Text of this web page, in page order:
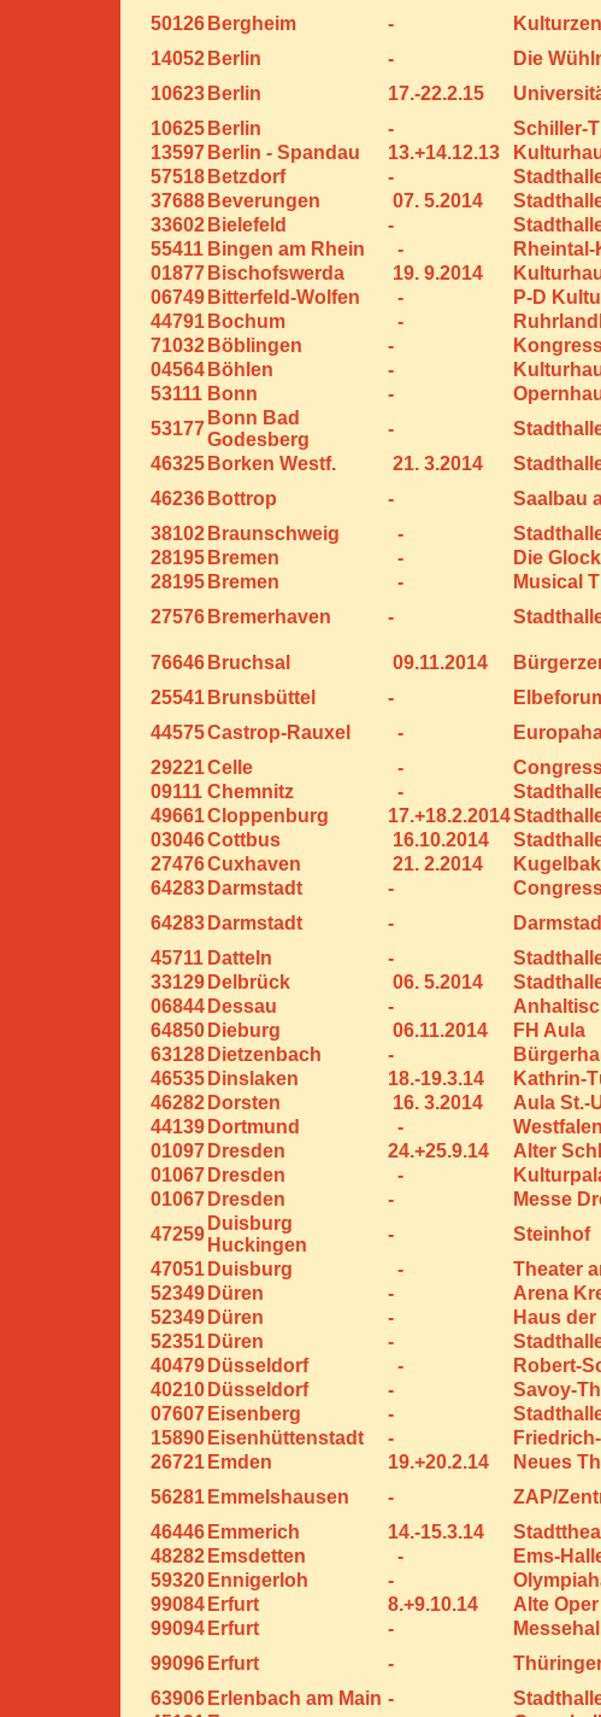
50126 Bergheim -
14052 Berlin - Die
10623 Berlin 17.-22.2.15
10625 Berlin - Schiller-
13597 Berlin - Spandau 13.+14.12.13
57518 Betzdorf -
37688 Beverungen 07. 5.2014
33602 Bielefeld -
55411 Bingen am Rhein -
01877 Bischofswerda 19. 9.2014
06749 Bitterfeld-Wolfen - P-D
44791 Bochum -
71032 Böblingen -
04564 Böhlen -
53111 Bonn -
53177
Bonn Bad
Godesberg
-
46325 Borken Westf. 21. 3.2014
46236 Bottrop - Saalbau
38102 Braunschweig -
28195 Bremen - Die
28195 Bremen - Musical
27576 Bremerhaven -
76646 Bruchsal 09.11.2014
25541 Brunsbüttel -
44575Castrop-Rauxel -
29221Celle -
09111 Chemnitz -
49661Cloppenburg 17.+18.2.2014
03046Cottbus 16.10.2014
27476Cuxhaven 21. 2.2014
64283 Darmstadt -
64283 Darmstadt -
45711 Datteln -
33129 Delbrück 06. 5.2014
06844 Dessau -
64850 Dieburg 06.11.2014 FH Aula
63128 Dietzenbach -
46535 Dinslaken 18.-19.3.14 Kathrin-
46282 Dorsten 16. 3.2014 Aula St.-
44139 Dortmund -
01097 Dresden 24.+25.9.14 Alter
01067 Dresden -
01067 Dresden - Messe
47259
Duisburg
Huckingen
- Steinhof
47051 Duisburg - Theater
52349 Düren - Arena
52349 Düren - Haus
52351 Düren -
40479 Düsseldorf - Robert-
40210 Düsseldorf - Savoy-
07607 Eisenberg -
15890 Eisenhüttenstadt -
26721 Emden 19.+20.2.14 Neues
56281 Emmelshausen - ZAP/
46446 Emmerich 14.-15.3.14
48282 Emsdetten - Ems-
59320 Ennigerloh -
99084 Erfurt 8.+9.10.14 Alte Oper
99094 Erfurt -
99096 Erfurt -
63906 Erlenbach am Main -